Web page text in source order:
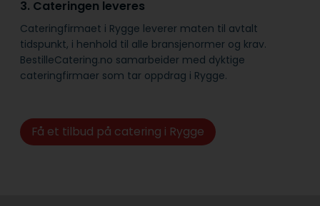
3. Cateringen leveres
Cateringfirmaet i Rygge leverer maten til avtalt
tidspunkt, i henhold til alle bransje­normer og krav.
BestilleCatering.no samarbeider med dyktige
cateringfirmaer som tar oppdrag i Rygge.
Få et tilbud på catering i Rygge